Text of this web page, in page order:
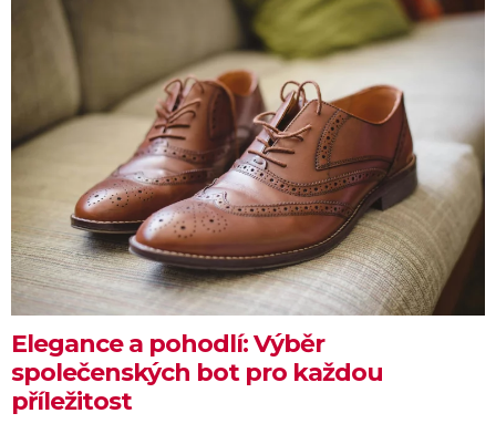
Elegance a pohodlí: Výběr
společenských bot pro každou
příležitost